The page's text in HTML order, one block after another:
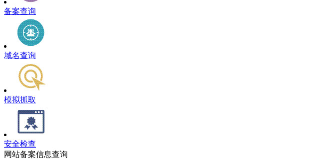
备案查询
域名查询
模拟抓取
安全检查
网站备案信息查询